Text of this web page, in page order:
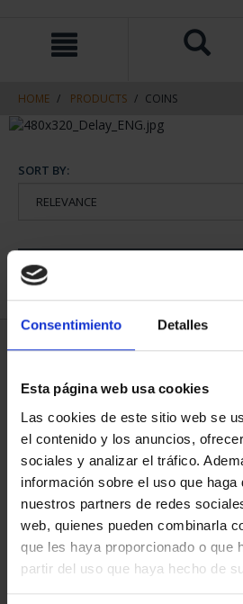
Consentimiento Detalles
Esta página web usa cookies
Las cookies de este sitio web se
el contenido y los anuncios,
sociales y analizar el tráfico.
información sobre el uso que haga
nuestros partners de redes
web, quienes pueden combinarla
que les haya proporcionado o que
partir del uso que haya hecho de
navigation
HOME PRODUCTS COINS
SORT BY:
1 Products found